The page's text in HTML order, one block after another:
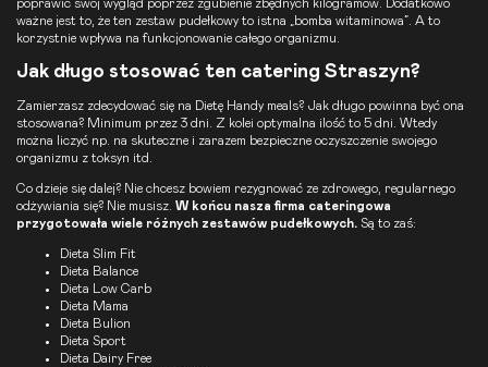
poprawić swój wygląd poprzez zgubienie zbędnych kilogramów. Dodatkowo
ważne jest to, że ten zestaw pudełkowy to istna „bomba witaminowa”. A to
korzystnie wpływa na funkcjonowanie całego organizmu.
Jak długo stosować ten catering Straszyn?
Zamierzasz zdecydować się na Dietę Handy meals? Jak długo powinna być ona
stosowana? Minimum przez 3 dni. Z kolei optymalna ilość to 5 dni. Wtedy
można liczyć np. na skuteczne i zarazem bezpieczne oczyszczenie swojego
organizmu z toksyn itd.
Co dzieje się dalej? Nie chcesz bowiem rezygnować ze zdrowego, regularnego
odżywiania się? Nie musisz. W końcu nasza firma cateringowa
przygotowała wiele różnych zestawów pudełkowych. Są to zaś:
Dieta Slim Fit
Dieta Balance
Dieta Low Carb
Dieta Mama
Dieta Bulion
Dieta Sport
Dieta Dairy Free